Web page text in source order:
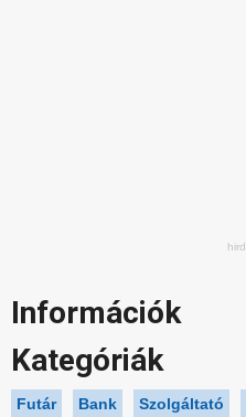
Információk
Kategóriák
Futár Bank Szolgáltató